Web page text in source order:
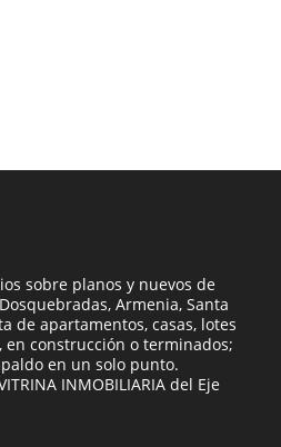
sobre planos y nuevos de
Armenia, Santa
de apartamentos, casas, lotes
en construcción o terminados;
en un solo punto.
INMOBILIARIA del Eje